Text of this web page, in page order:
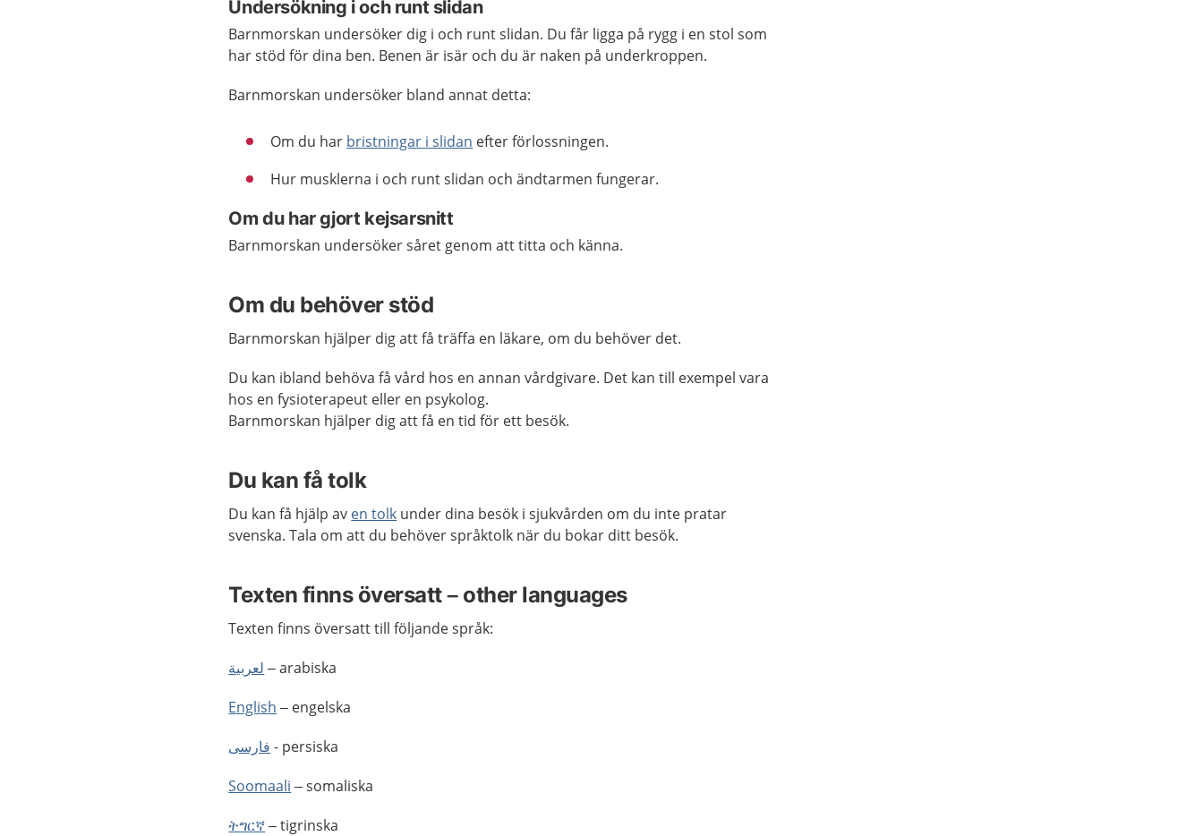
Undersökning i och runt slidan
Barnmorskan undersöker dig i och runt slidan. Du får ligga på rygg i en stol som
har stöd för dina ben. Benen är isär och du är naken på underkroppen.
Barnmorskan undersöker bland annat detta:
Om du har bristningar i slidan efter förlossningen.
Hur musklerna i och runt slidan och ändtarmen fungerar.
Om du har gjort kejsarsnitt
Barnmorskan undersöker såret genom att titta och känna.
Om du behöver stöd
Barnmorskan hjälper dig att få träffa en läkare, om du behöver det.
Du kan ibland behöva få vård hos en annan vårdgivare. Det kan till exempel vara
hos en fysioterapeut eller en psykolog.
Barnmorskan hjälper dig att få en tid för ett besök.
Du kan få tolk
Du kan få hjälp av en tolk under dina besök i sjukvården om du inte pratar
svenska. Tala om att du behöver språktolk när du bokar ditt besök.
Texten finns översatt – other languages
Texten finns översatt till följande språk:
لعربية – arabiska
English – engelska
فارسى - persiska
Soomaali – somaliska
ትግርኛ– tigrinska